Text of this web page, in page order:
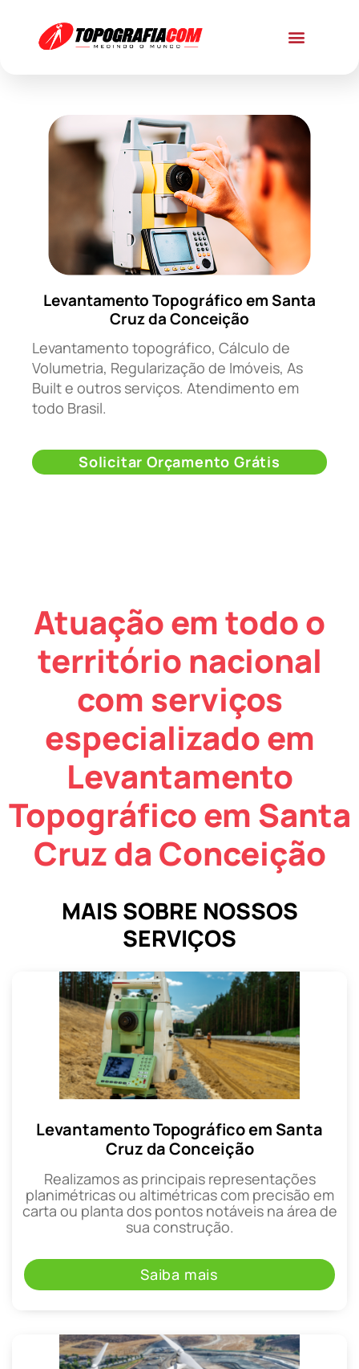
Levantamento Topográfico em Santa
Cruz da Conceição
Levantamento topográfico, Cálculo de
Volumetria, Regularização de Imóveis, As
Built e outros serviços. Atendimento em
todo Brasil.
Solicitar Orçamento Grátis
Atuação em todo o
território nacional
com serviços
especializado em
Levantamento
Topográfico em Santa
Cruz da Conceição
MAIS SOBRE NOSSOS
SERVIÇOS
Levantamento Topográfico em Santa
Cruz da Conceição
Realizamos as principais representações
planimétricas ou altimétricas com precisão em
carta ou planta dos pontos notáveis na área de
sua construção.
Saiba mais